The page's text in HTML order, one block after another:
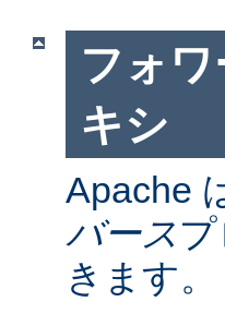
フォ
キシ
Apache
バース
きます。